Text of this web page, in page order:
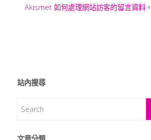
Akismet 如何處理網站訪客的留言資料。
站內搜尋